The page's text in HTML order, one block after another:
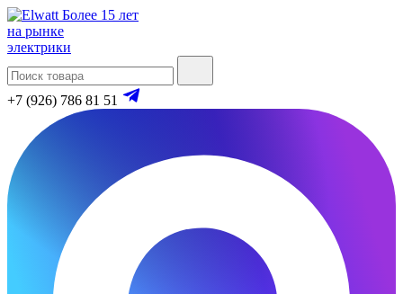
Более 15 лет
на рынке
электрики
+7 (926) 786 81 51